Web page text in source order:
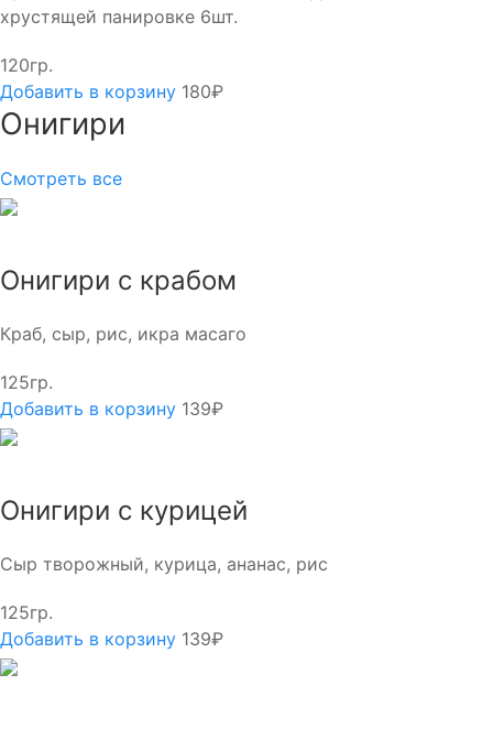
хрустящей панировке 6шт.
120гр.
Добавить в корзину 180₽
Онигири
Смотреть все
Онигири с крабом
Краб, сыр, рис, икра масаго
125гр.
Добавить в корзину 139₽
Онигири с курицей
Сыр творожный, курица, ананас, рис
125гр.
Добавить в корзину 139₽